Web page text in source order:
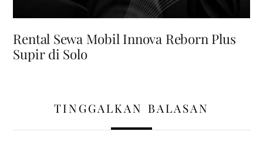
Rental Sewa Mobil Innova Reborn Plus
Supir di Solo
TINGGALKAN BALASAN